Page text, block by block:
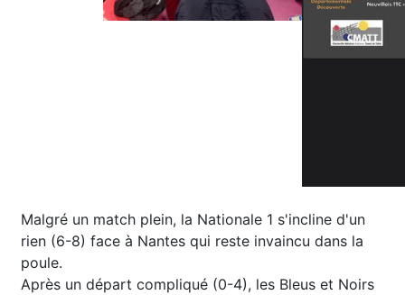
Malgré un match plein, la Nationale 1 s'incline d'un
rien (6-8) face à Nantes qui reste invaincu dans la
poule.
Après un départ compliqué (0-4), les Bleus et Noirs